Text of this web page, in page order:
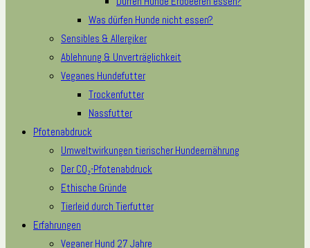
Was dürfen Hunde nicht essen?
Sensibles & Allergiker
Ablehnung & Unverträglichkeit
Veganes Hundefutter
Trockenfutter
Nassfutter
Pfotenabdruck
Umweltwirkungen tierischer Hundeernährung
Der CO₂-Pfotenabdruck
Ethische Gründe
Tierleid durch Tierfutter
Erfahrungen
Veganer Hund 27 Jahre